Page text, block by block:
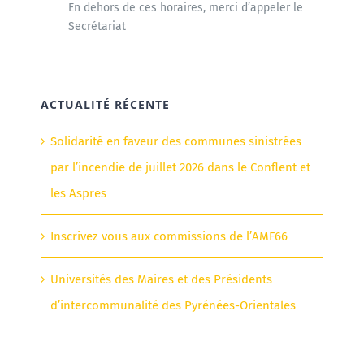
En dehors de ces horaires, merci d’appeler le
Secrétariat
ACTUALITÉ RÉCENTE
Solidarité en faveur des communes sinistrées
par l’incendie de juillet 2026 dans le Conflent et
les Aspres
Inscrivez vous aux commissions de l’AMF66
Universités des Maires et des Présidents
d’intercommunalité des Pyrénées-Orientales